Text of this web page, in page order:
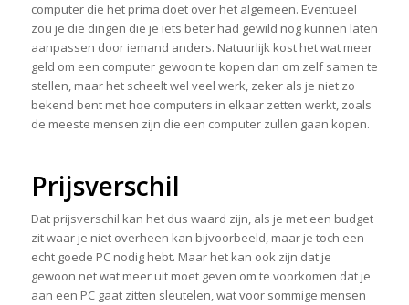
computer die het prima doet over het algemeen. Eventueel
zou je die dingen die je iets beter had gewild nog kunnen laten
aanpassen door iemand anders. Natuurlijk kost het wat meer
geld om een computer gewoon te kopen dan om zelf samen te
stellen, maar het scheelt wel veel werk, zeker als je niet zo
bekend bent met hoe computers in elkaar zetten werkt, zoals
de meeste mensen zijn die een computer zullen gaan kopen.
Prijsverschil
Dat prijsverschil kan het dus waard zijn, als je met een budget
zit waar je niet overheen kan bijvoorbeeld, maar je toch een
echt goede PC nodig hebt. Maar het kan ook zijn dat je
gewoon net wat meer uit moet geven om te voorkomen dat je
aan een PC gaat zitten sleutelen, wat voor sommige mensen